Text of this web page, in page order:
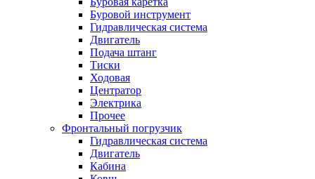
Буровой инструмент
Гидравлическая система
Двигатель
Подача штанг
Тиски
Ходовая
Центратор
Электрика
Прочее
Фронтальный погрузчик
Гидравлическая система
Двигатель
Кабина